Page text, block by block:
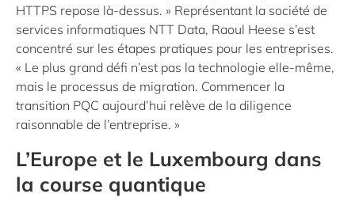
HTTPS repose là-dessus. » Représentant la société de
services informatiques NTT Data, Raoul Heese s’est
concentré sur les étapes pratiques pour les entreprises.
« Le plus grand défi n’est pas la technologie elle-même,
mais le processus de migration. Commencer la
transition PQC aujourd’hui relève de la diligence
raisonnable de l’entreprise. »
L’Europe et le Luxembourg dans
la course quantique